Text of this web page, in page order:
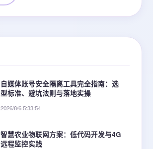
自媒体账号安全隔离工具完全指南：选
型标准、避坑法则与落地实操
2026/8/6 5:33:54
智慧农业物联网方案：低代码开发与4G
远程监控实践